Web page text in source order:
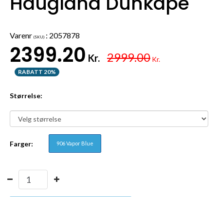
Varenr (SKU) : 2057878
2399.20 Kr. 2999.00 Kr.
RABATT 20%
Størrelse:
Farger: 906 Vapor Blue